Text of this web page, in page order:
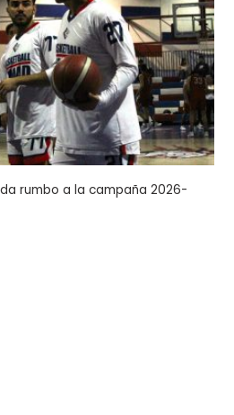
rumbo a la campaña 2026-